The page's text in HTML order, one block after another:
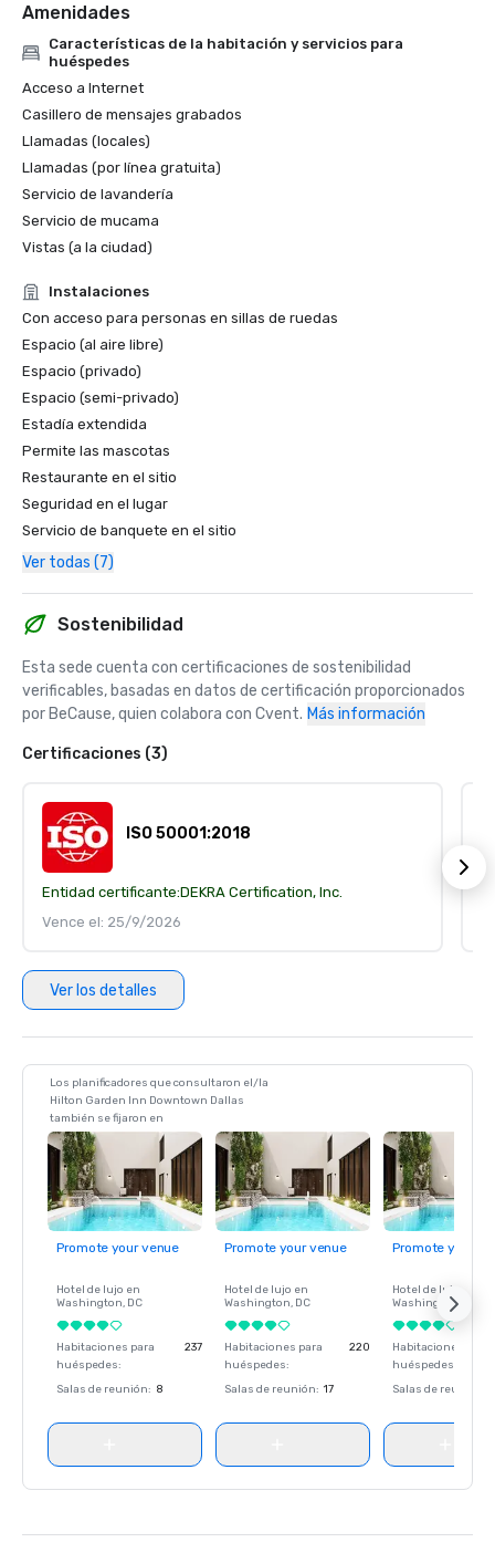
Amenidades
Características de la habitación y servicios para
huéspedes
Acceso a Internet
Casillero de mensajes grabados
Llamadas (locales)
Llamadas (por línea gratuita)
Servicio de lavandería
Servicio de mucama
Vistas (a la ciudad)
Instalaciones
Con acceso para personas en sillas de ruedas
Espacio (al aire libre)
Espacio (privado)
Espacio (semi-privado)
Estadía extendida
Permite las mascotas
Restaurante en el sitio
Seguridad en el lugar
Servicio de banquete en el sitio
Ver todas (7)
Sostenibilidad
Esta sede cuenta con certificaciones de sostenibilidad
verificables, basadas en datos de certificación proporcionados
por BeCause, quien colabora con Cvent. Más información
Certificaciones (3)
ISO 50001:2018
Entidad certificante:DEKRA Certification, Inc.
Vence el: 25/9/2026
Ver los detalles
Los planificadores que consultaron el/la
Hilton Garden Inn Downtown Dallas
también se fijaron en
Promote your venue
Hotel de lujo en
Washington, DC
Habitaciones para
huéspedes:
237
Salas de reunión: 8
Promote your venue
Hotel de lujo en
Washington, DC
Habitaciones para
huéspedes:
220
Salas de reunión: 17
Promote your
Hotel de lujo en
Washington
Habitaciones para
huéspedes
Salas de reunión